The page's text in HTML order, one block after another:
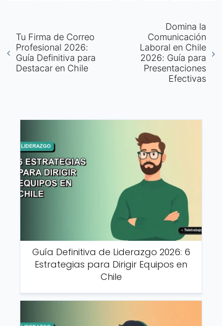
Tu Firma de Correo
Profesional 2026:
Guía Definitiva para
Destacar en Chile
Domina la
Comunicación
Laboral en Chile
2026: Guía para
Presentaciones
Efectivas
Guía Definitiva de Liderazgo 2026: 6
Estrategias para Dirigir Equipos en
Chile